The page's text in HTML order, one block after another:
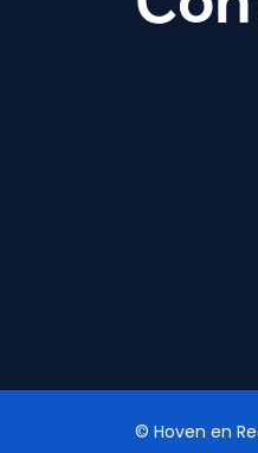
© Hoven en